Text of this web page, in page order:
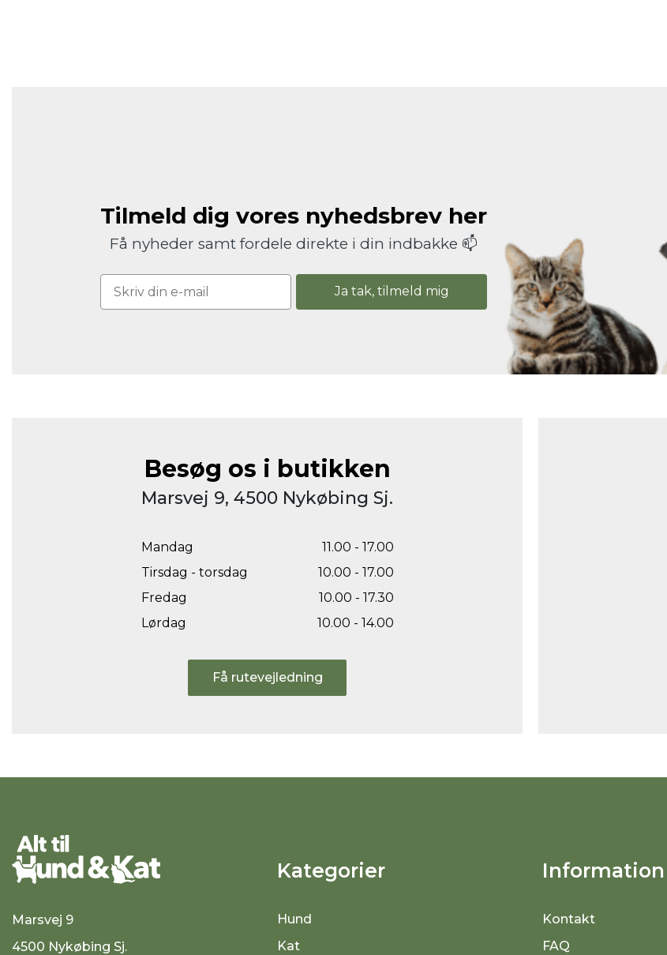
Tilmeld dig vores nyhedsbrev her
Få nyheder samt fordele direkte i din indbakke 📫
Ja tak, tilmeld mig
Besøg os i butikken
Marsvej 9, 4500 Nykøbing Sj.
Mandag
11.00 - 17.00
Tirsdag - torsdag
10.00 - 17.00
Fredag
10.00 - 17.30
Lørdag
10.00 - 14.00
Få rutevejledning
Marsvej 9
4500 Nykøbing Sj.
Kategorier
Hund
Kat
Information
Kontakt
FAQ